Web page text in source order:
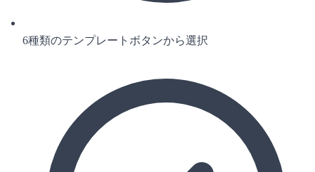
6種類のテンプレートボタンから選択